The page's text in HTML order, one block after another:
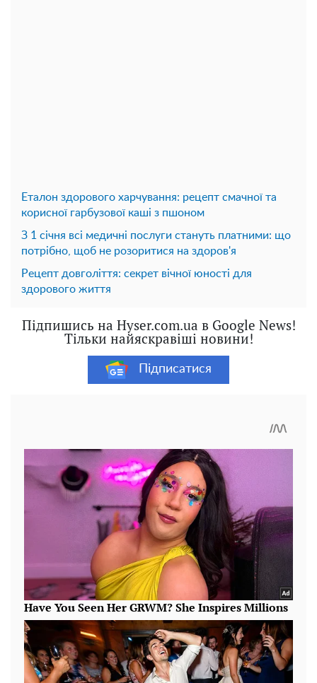
Еталон здорового харчування: рецепт смачної та
корисної гарбузової каші з пшоном
З 1 січня всі медичні послуги стануть платними: що
потрібно, щоб не розоритися на здоров'я
Рецепт довголіття: секрет вічної юності для
здорового життя
Підпишись на Hyser.com.ua в Google News!
Тільки найяскравіші новини!
Підписатися